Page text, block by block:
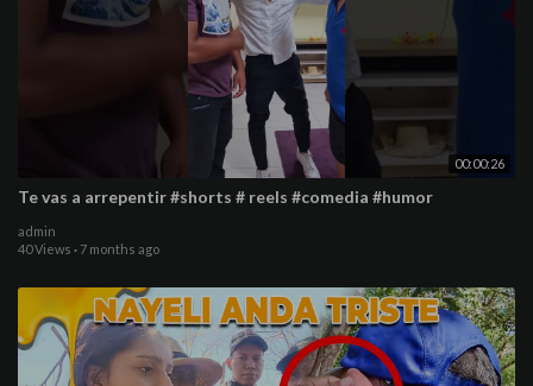
00:00:26
Te vas a arrepentir #shorts # reels #comedia #humor
admin
40 Views ·7 months ago